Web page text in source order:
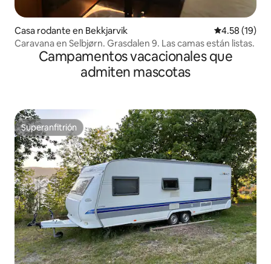
Casa rodante en Bekkjarvik Calificación
4.58 (19)
Caravana en Selbjørn. Grasdalen 9. Las camas están listas.
Campamentos vacacionales que
admiten mascotas
Superanfitrión
Superanfitrión